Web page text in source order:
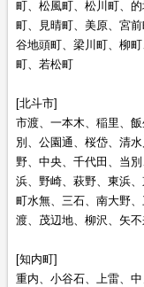
町、松風町、松川町、
町、見晴町、美原、宮
谷地頭町、梁川町、柳
町、若松町
[北斗市]
市渡、一本木、稲里、
別、公園通、桜岱、清
野、中央、千代田、当
浜、野崎、萩野、東浜
町水無、三石、南大野
渡、茂辺地、柳沢、矢不
[知内町]
重内、小谷石、上雷、